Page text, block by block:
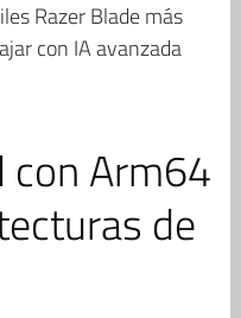
Razer Blade más
con IA avanzada
con Arm64
de